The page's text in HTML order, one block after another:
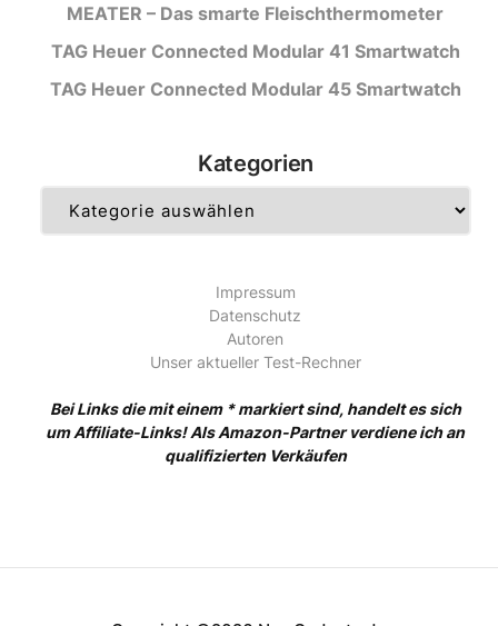
MEATER – Das smarte Fleischthermometer
TAG Heuer Connected Modular 41 Smartwatch
TAG Heuer Connected Modular 45 Smartwatch
Kategorien
Impressum
Datenschutz
Autoren
Unser aktueller Test-Rechner
Bei Links die mit einem * markiert sind, handelt es sich
um Affiliate-Links! Als Amazon-Partner verdiene ich an
qualifizierten Verkäufen